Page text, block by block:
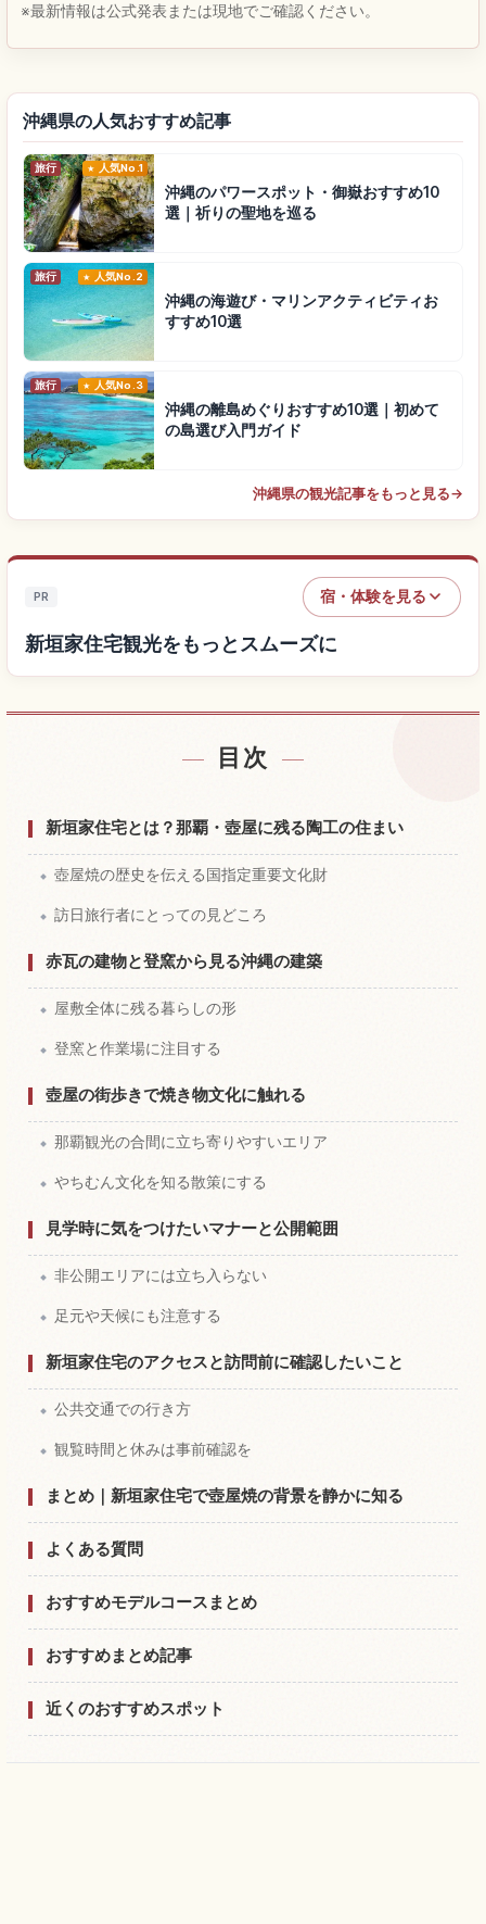
※最新情報は公式発表または現地でご確認ください。
沖縄県の人気おすすめ記事
旅行 人気No.1
沖縄のパワースポット・御嶽おすすめ10
選｜祈りの聖地を巡る
旅行 人気No.2
沖縄の海遊び・マリンアクティビティお
すすめ10選
旅行 人気No.3
沖縄の離島めぐりおすすめ10選｜初めて
の島選び入門ガイド
沖縄県の観光記事をもっと見る→
PR 宿・体験を見る
新垣家住宅観光をもっとスムーズに
新垣家住宅付近の宿を探す
新垣家住宅の体験を探す↗
目次
新垣家住宅とは？那覇・壺屋に残る陶工の住まい
壺屋焼の歴史を伝える国指定重要文化財
訪日旅行者にとっての見どころ
赤瓦の建物と登窯から見る沖縄の建築
屋敷全体に残る暮らしの形
登窯と作業場に注目する
壺屋の街歩きで焼き物文化に触れる
那覇観光の合間に立ち寄りやすいエリア
やちむん文化を知る散策にする
見学時に気をつけたいマナーと公開範囲
非公開エリアには立ち入らない
足元や天候にも注意する
新垣家住宅のアクセスと訪問前に確認したいこと
公共交通での行き方
観覧時間と休みは事前確認を
まとめ｜新垣家住宅で壺屋焼の背景を静かに知る
よくある質問
おすすめモデルコースまとめ
おすすめまとめ記事
近くのおすすめスポット